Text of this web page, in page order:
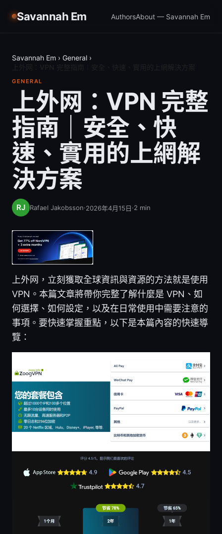
Savannah Em AuthorsAbout — Savannah Em
Savannah Em › General ›
GENERAL
上外网：VPN 完整
指南｜安全、快
速、實用的上網解
決方案
Rafael Jakobsson·2026年4月15日·2 min
上外网，立刻獲取全球資訊與資源的方法就是使用
VPN。本篇文章將帶你完整了解什麼是 VPN、如
何選擇、如何設定，以及在日常使用中需要注意的
事項。要快速掌握重點，以下是本篇內容的快速導
覽：